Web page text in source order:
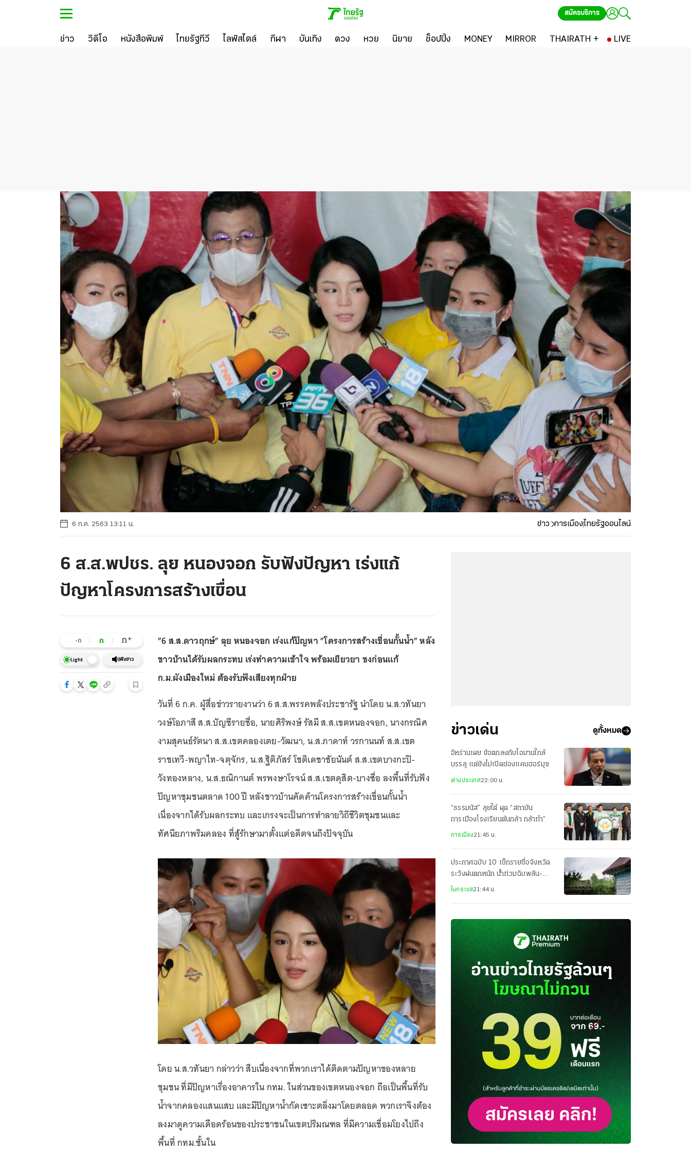
สมัครบริการ
ข่าว วิดีโอ หนังสือพิมพ์ ไทยรัฐทีวี ไลฟ์สไตล์ กีฬา บันเทิง ดวง หวย นิยาย ช็อปปิ้ง MONEY MIRROR THAIRATH + LIVE
6 ก.ค. 2563 13:11 น. ข่าว การเมืองไทยรัฐออนไลน์
6 ส.ส.พปชร. ลุย หนองจอก รับฟังปัญหา เร่งแก้
ปัญหาโครงการสร้างเขื่อน
-ก ก ก+
Light ฟังข่าว
”6 ส.ส.ดาวฤกษ์” ลุย หนองจอก เร่งแก้ปัญหา ”โครงการสร้างเขื่อนกั้นน้ำ” หลัง
ชาวบ้านได้รับผลกระทบ เร่งทำความเข้าใจ พร้อมเยียวยา ชงก่อนแก้
ก.ม.ผังเมืองใหม่ ต้องรับฟังเสียงทุกฝ่าย
วันที่ 6 ก.ค. ผู้สื่อข่าวรายงานว่า 6 ส.ส.พรรคพลังประชารัฐ นำโดย น.ส.วทันยา
วงษ์โอภาสี ส.ส.บัญชีรายชื่อ, นายศิริพงษ์ รัสมี ส.ส.เขตหนองจอก, นางกรณิศ
งามสุคนธ์รัตนา ส.ส.เขตคลองเตย-วัฒนา, น.ส.ภาดาท์ วรกานนท์ ส.ส.เขต
ราชเทวี-พญาไท-จตุจักร, น.ส.ฐิติภัสร์ โชติเดชาชัยนันต์ ส.ส.เขตบางกะปิ-
วังทองหลาง, น.ส.ธณิกานต์ พรพงษาโรจน์ ส.ส.เขตดุสิต-บางซื่อ ลงพื้นที่รับฟัง
ปัญหาชุมชนตลาด 100 ปี หลังชาวบ้านคัดค้านโครงการสร้างเขื่อนกั้นน้ำ
เนื่องจากได้รับผลกระทบ และเกรงจะเป็นการทำลายวิถีชีวิตชุมชนและ
ทัศนียภาพริมคลอง ที่สู้รักษามาตั้งแต่อดีตจนถึงปัจจุบัน
โดย น.ส.วทันยา กล่าวว่า สืบเนื่องจากที่พวกเราได้ติดตามปัญหาของหลาย
ชุมชน ที่มีปัญหาเรื่องอาคารใน กทม. ในส่วนของเขตหนองจอก ถือเป็นพื้นที่รับ
น้ำจากคลองแสนแสบ และมีปัญหาน้ำกัดเซาะตลิ่งมาโดยตลอด พวกเราจึงต้อง
ลงมาดูความเดือดร้อนของประชาชนในเขตปริมณฑล ที่มีความเชื่อมโยงไปถึง
พื้นที่ กทม.ชั้นใน
ข่าวเด่น ดูทั้งหมด
อิหร่านเผย ข้อตกลงกับโอมานใกล้
บรรลุ แต่ยังไม่เปิดช่องแคบฮอร์มุซ
ต่างประเทศ22:00 น.
“ธรรมนัส” ลุยใต้ ผุด “สถาบัน
การเมืองโรงเรียนต้นกล้า กล้าทำ”
การเมือง21:45 น.
ประกาศฉบับ 10 เช็กรายชื่อจังหวัด
ระวังฝนตกหนัก น้ำท่วมฉับพลัน-
น้ำป่าหลาก 8-9 ส.ค.69
ในกระแส21:44 น.